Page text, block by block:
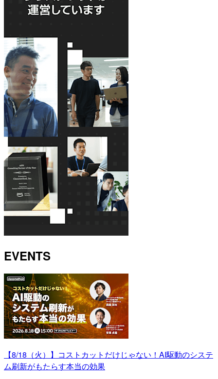
EVENTS
【8/18（火）】コストカットだけじゃない！AI駆動のシステ
ム刷新がもたらす本当の効果